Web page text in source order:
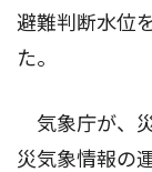
避難判断水位
た。
気象庁が、
災気象情報の